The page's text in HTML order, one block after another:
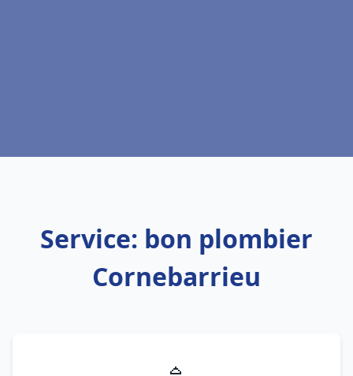
Service: bon plombier
Cornebarrieu